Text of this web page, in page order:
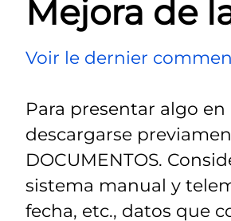
Mejora de
Voir le dernier
Para presentar algo
descargarse
DOCUMENTOS.
sistema manual y
fecha, etc., datos que